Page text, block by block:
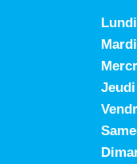
Lundi
Mardi
Jeudi